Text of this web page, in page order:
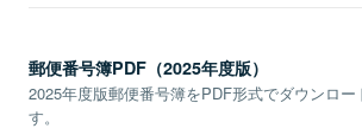
郵便番号簿PDF（2025年度版）
2025年度版郵便番号簿をPDF形式でダウンロー
す。